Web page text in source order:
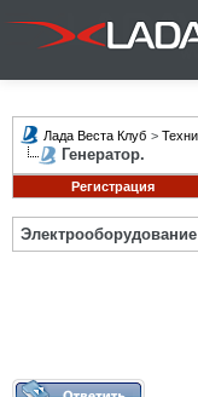
Лада Веста Клуб >
Генератор.
Регистрация